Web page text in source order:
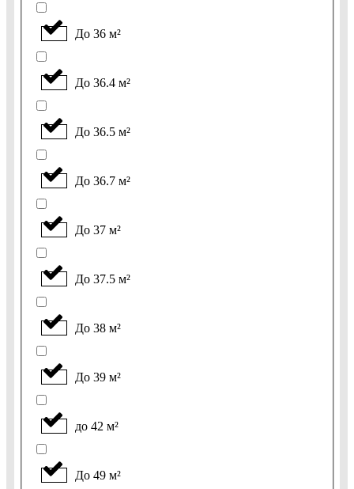
До 36 м²
До 36.4 м²
До 36.5 м²
До 36.7 м²
До 37 м²
До 37.5 м²
До 38 м²
До 39 м²
до 42 м²
До 49 м²